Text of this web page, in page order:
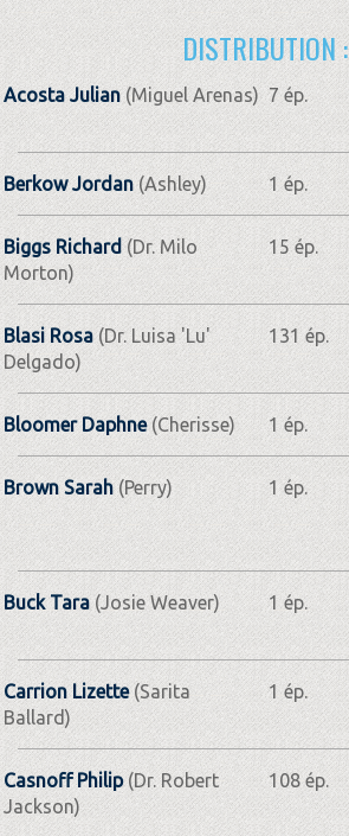
DISTRIBUTION :
Acosta Julian (Miguel Arenas) 7 ép.
Berkow Jordan (Ashley) 1 ép.
Biggs Richard(Dr. Milo
Morton)
15 ép.
Blasi Rosa (Dr. Luisa 'Lu'
Delgado)
131 ép.
Bloomer Daphne(Cherisse) 1 ép.
Brown Sarah(Perry) 1 ép.
Buck Tara (Josie Weaver) 1 ép.
Carrion Lizette(Sarita
Ballard)
1 ép.
Casnoff Philip(Dr. Robert
Jackson)
108 ép.